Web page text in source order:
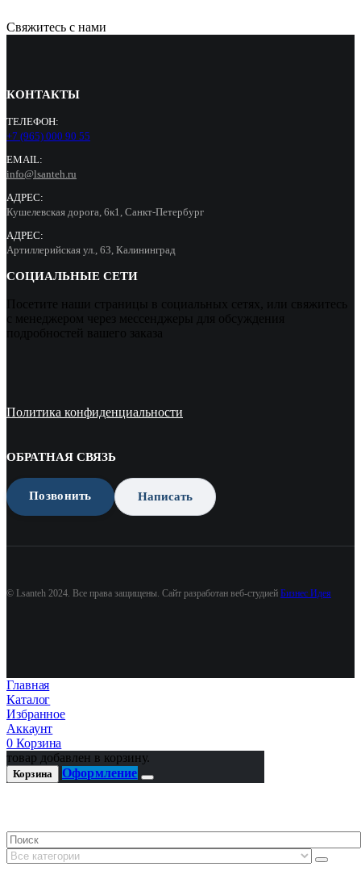
Свяжитесь с нами
КОНТАКТЫ
ТЕЛЕФОН:
+7 (965) 000 90 55
EMAIL:
info@lsanteh.ru
АДРЕС:
Кушелевская дорога, 6к1, Санкт-Петербург
АДРЕС:
Артиллерийская ул., 63, Калининград
СОЦИАЛЬНЫЕ СЕТИ
Посетите наши страницы в социальных сетях, или свяжитесь
с менеджером через мессенджеры для обсуждения
подробностей вашего заказа
Политика конфиденциальности
ОБРАТНАЯ СВЯЗЬ
Позвонить Написать
© Lsanteh 2024. Все права защищены. Сайт разработан веб-студией Бизнес Идея
Главная
Каталог
Избранное
Аккаунт
0 Корзина
товар добавлен в корзину.
Корзина Оформление